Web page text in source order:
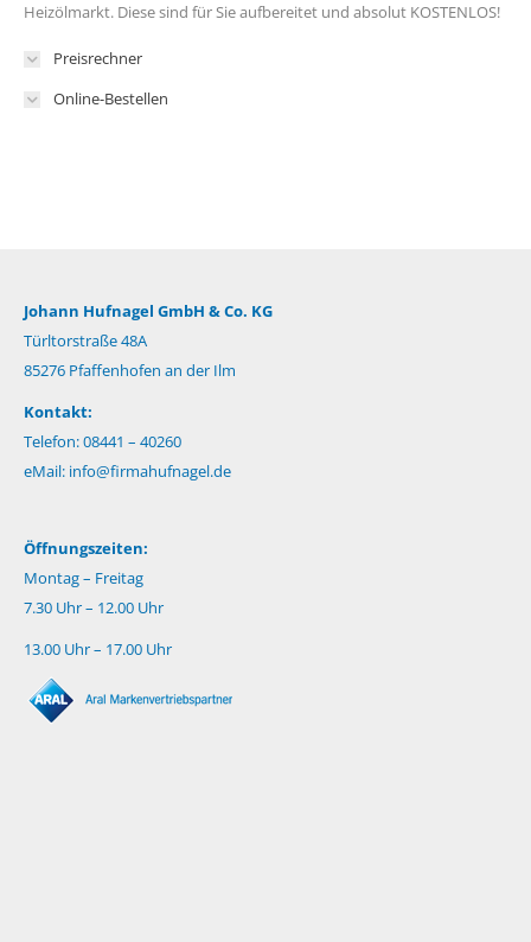
Heizölmarkt. Diese sind für Sie aufbereitet und absolut KOSTENLOS!
Preisrechner
Online-Bestellen
Johann Hufnagel GmbH & Co. KG
Türltorstraße 48A
85276 Pfaffenhofen an der Ilm
Kontakt:
Telefon: 08441 – 40260
eMail: info@firmahufnagel.de
Öffnungszeiten:
Montag – Freitag
7.30 Uhr – 12.00 Uhr
13.00 Uhr – 17.00 Uhr